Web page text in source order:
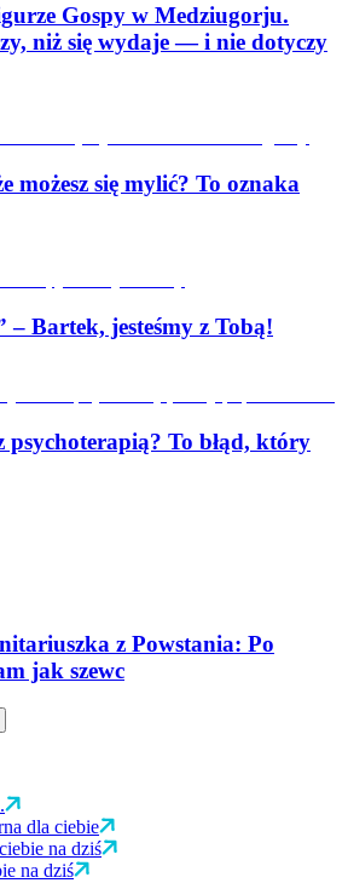
Gospy w Medziugorju.
niż się wydaje — i nie dotyczy
możesz się mylić? To oznaka
Bartek, jesteśmy z Tobą!
psychoterapią? To błąd, który
z Powstania: Po
jak szewc
dla ciebie
na dziś
na dziś